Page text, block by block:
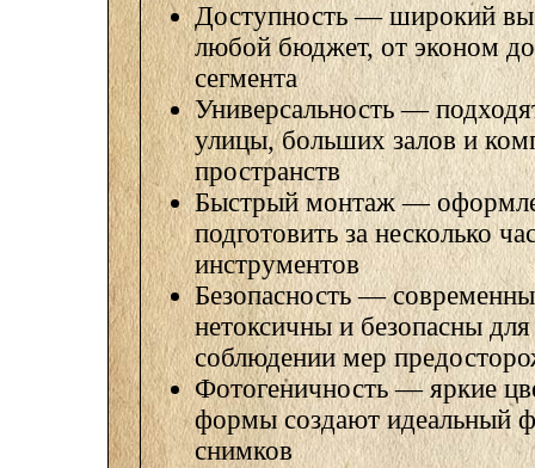
Доступность — широкий
любой бюджет, от эконом
сегмента
Универсальность —
улицы, больших залов и
пространств
Быстрый монтаж —
подготовить за несколько
инструментов
Безопасность —
нетоксичны и безопасны
соблюдении мер
Фотогеничность — яркие
формы создают идеальный
снимков